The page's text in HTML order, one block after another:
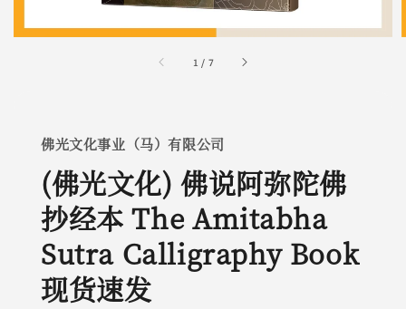
1 / 7
佛光文化事业（马）有限公司
(佛光文化) 佛说阿弥陀佛
抄经本 The Amitabha
Sutra Calligraphy Book
现货速发